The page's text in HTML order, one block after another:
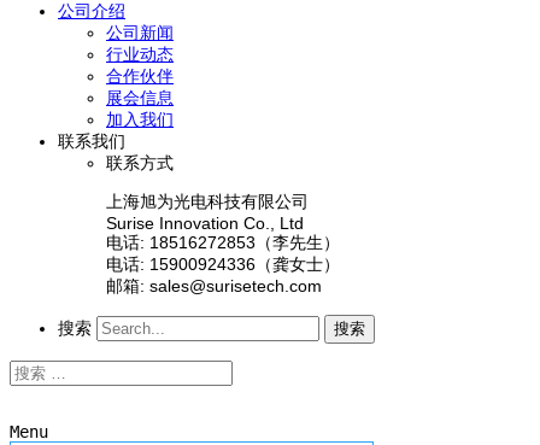
公司介绍
公司新闻
行业动态
合作伙伴
展会信息
加入我们
联系我们
联系方式
上海旭为光电科技有限公司
Surise Innovation Co., Ltd
电话: 18516272853（李先生）
电话: 15900924336（龚女士）
邮箱: sales@surisetech.com
搜索 搜索
Menu